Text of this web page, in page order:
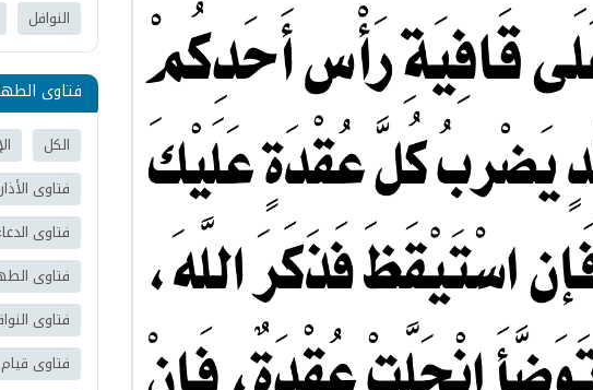
النوافل
فتاوى
الكل
فتاوى
فتاوى
فتاوى
فتاوى
فتاوى قيام